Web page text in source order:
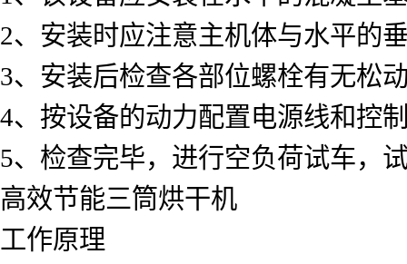
2、安装时应注意主机体与水平的
3、安装后检查各部位螺栓有无松
4、按设备的动力配置电源线和控
5、检查完毕，进行空负荷试车，
高效节能三筒烘干机
工作原理